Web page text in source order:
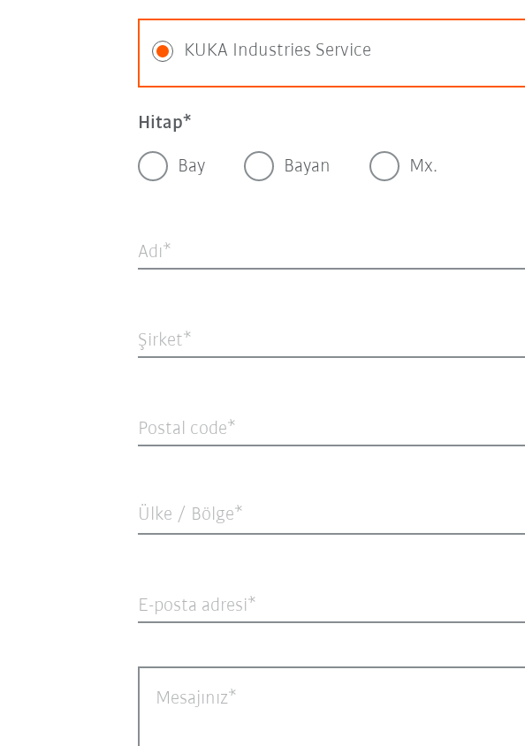
KUKA Industries Service
Hitap
Bay Bayan Mx.
Adı
Şirket
Postal code
Ülke / Bölge*
E-posta adresi
Mesajınız